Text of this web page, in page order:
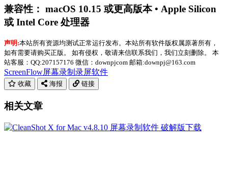
兼容性： macOS 10.15 或更高版本 • Apple Silicon
或 Intel Core 处理器
声明:本站所有资源均测试正常运行发布。本站所有软件版权属原著所有，
如有需要请购买正版。 如有侵权，敬请来信联系我们，我们立刻删除。 本
站客服：QQ:207157176 微信：downpjcom 邮箱:downpj@163.com
ScreenFlow屏幕录制 录屏软件
收藏 海报 链接
相关文章